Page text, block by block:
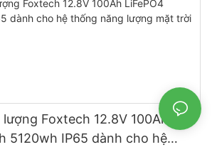
Foxtech 12.8V 100Ah
5120wh IP65 dành cho hệ